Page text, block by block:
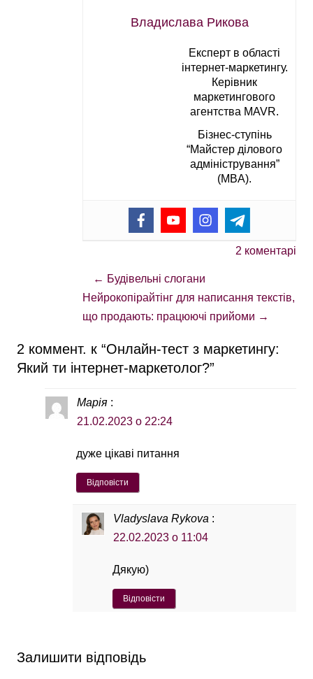
Владислава Рикова
Експерт в області
інтернет-маркетингу.
Керівник
маркетингового
агентства MAVR.
Бізнес-ступінь
“Майстер ділового
адміністрування”
(MBA).
2 коментарі
← Будівельні слогани
Нейрокопірайтінг для написання текстів,
що продають: працюючі прийоми →
2 коммент. к “Онлайн-тест з маркетингу:
Який ти інтернет-маркетолог?”
Марія :
21.02.2023 о 22:24
дуже цікаві питання
Відповісти
Vladyslava Rykova :
22.02.2023 о 11:04
Дякую)
Відповісти
Залишити відповідь